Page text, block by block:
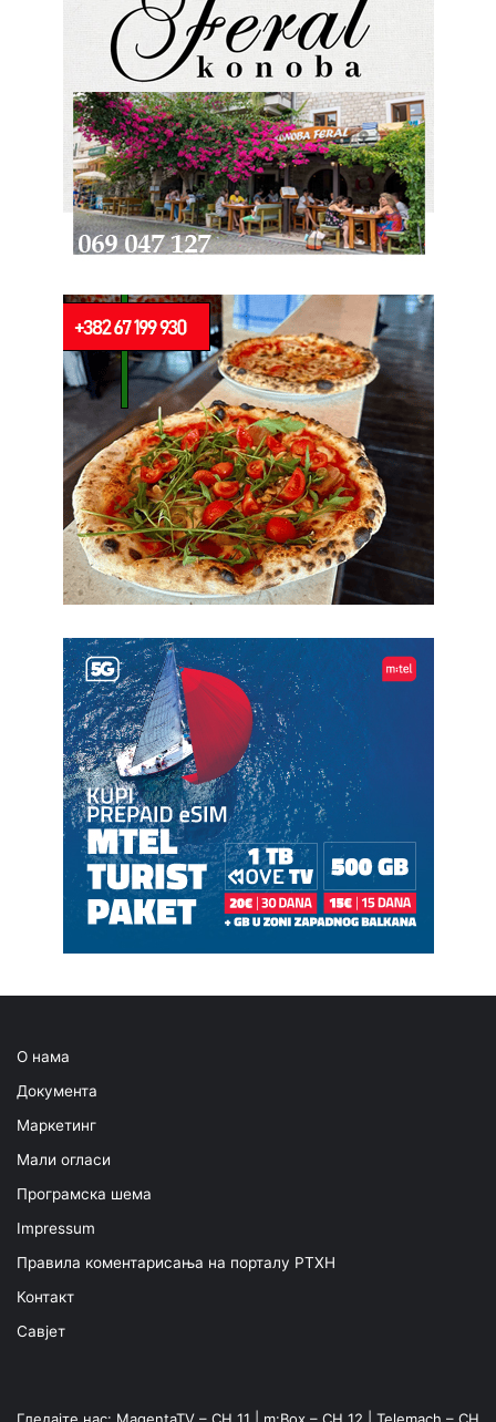
О нама
Документа
Маркетинг
Мали огласи
Програмска шема
Impressum
Правила коментарисања на порталу РТХН
Контакт
Савјет